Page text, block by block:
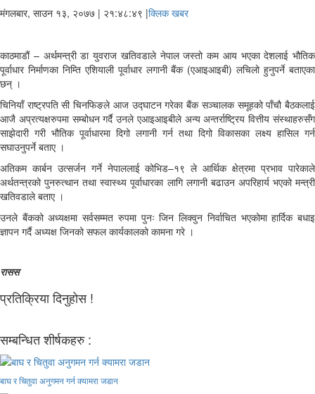
मंगलबार, साउन १३, २०७७ | २१:४८:४९ |क्लिक खबर
काठमाडौं – अर्थमन्त्री डा युवराज खतिवडाले नेपाल जस्तो कम आय भएका देशलाई भौतिक
पूर्वाधार निर्माणका निम्ति एशियाली पूर्वाधार लगानी बैंक (एआइआइबी) लचिलो हुनुपर्ने बताएका
छन् ।
चिनियाँ राष्ट्रपति सी चिनफिङले आज उद्घाटन गरेका बैंक सञ्चालक समूहको पाँचौ बैठकलाई
आजै अप्रत्यक्षरुपमा सम्बोधन गर्दै उनले एआइआइबीले अन्य अन्तर्राष्ट्रिय वित्तीय संस्थाहरुसँग
साझेदारी गरी भौतिक पूर्वाधारमा दिगो लगानी गर्न तथा दिगो विकासका लक्ष्य हासिल गर्न
सघाउनुपर्ने बताए ।
अतिकम कार्बन उत्सर्जन गर्ने नेपाललाई कोभिड–१९ ले आर्थिक क्षेत्रमा प्रभाव पारेकाले
अर्थतन्त्रको पुनरुत्थान तथा स्वास्थ्य पूर्वाधारका लागि लगानी बढाउन अपरिहार्य भएको मन्त्री
खतिवडाले बताए ।
उनले बैंकको अध्यक्षमा सर्वसम्मत रुपमा पुनः जिन लिक्वुन निर्वाचित भएकोमा हार्दिक बधाइ
ज्ञापन गर्दै अध्यक्ष जिनको सफल कार्यकालको कामना गरे ।
रासस
प्रतिक्रिया दिनुहोस !
सम्बन्धित शीर्षकहरु :
बाघ र चितुवा अनुगमन गर्न क्यामरा जडान